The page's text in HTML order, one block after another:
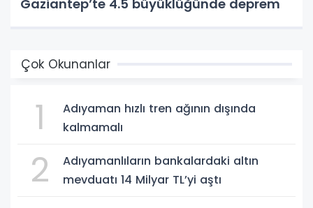
Gaziantep’te 4.5 büyüklüğünde deprem
Çok Okunanlar
1
Adıyaman hızlı tren ağının dışında
kalmamalı
2
Adıyamanlıların bankalardaki altın
mevduatı 14 Milyar TL’yi aştı